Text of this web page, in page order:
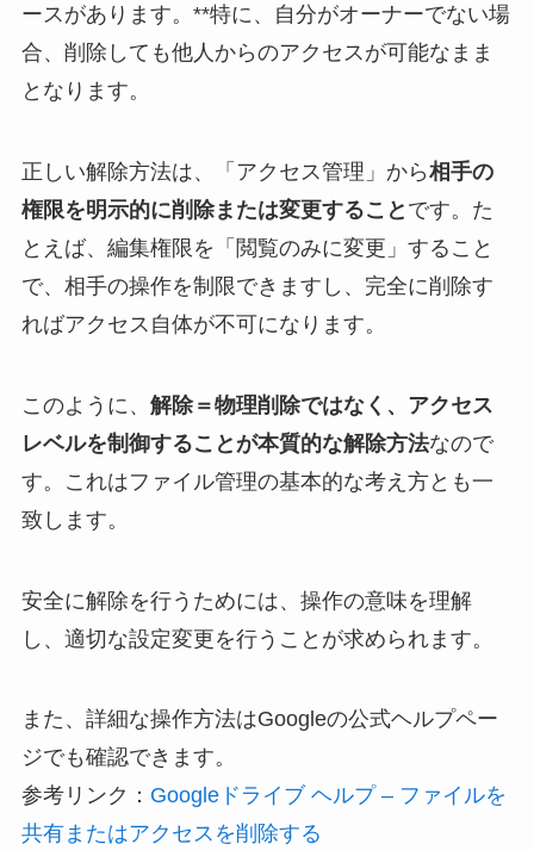
ースがあります。**特に、自分がオーナーでない場
合、削除しても他人からのアクセスが可能なまま
となります。
正しい解除方法は、「アクセス管理」から相手の
権限を明示的に削除または変更すること です。た
とえば、編集権限を「閲覧のみに変更」すること
で、相手の操作を制限できますし、完全に削除す
ればアクセス自体が不可になります。
このように、 解除＝物理削除ではなく、アクセス
レベルを制御することが本質的な解除方法なので
す。これはファイル管理の基本的な考え方とも一
致します。
安全に解除を行うためには、操作の意味を理解
し、適切な設定変更を行うことが求められます。
また、詳細な操作方法はGoogleの公式ヘルプペー
ジでも確認できます。
参考リンク： Googleドライブ ヘルプ – ファイルを
共有またはアクセスを削除する